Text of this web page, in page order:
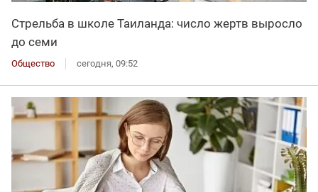
Стрельба в школе Таиланда: число жертв выросло
до семи
Общество сегодня, 09:52